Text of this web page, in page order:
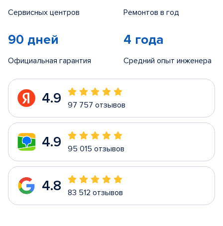
Сервисных центров Ремонтов в год
90 дней
Официальная гарантия
4 года
Средний опыт инженера
4.9 97 757 отзывов
4.9 95 015 отзывов
4.8 83 512 отзывов